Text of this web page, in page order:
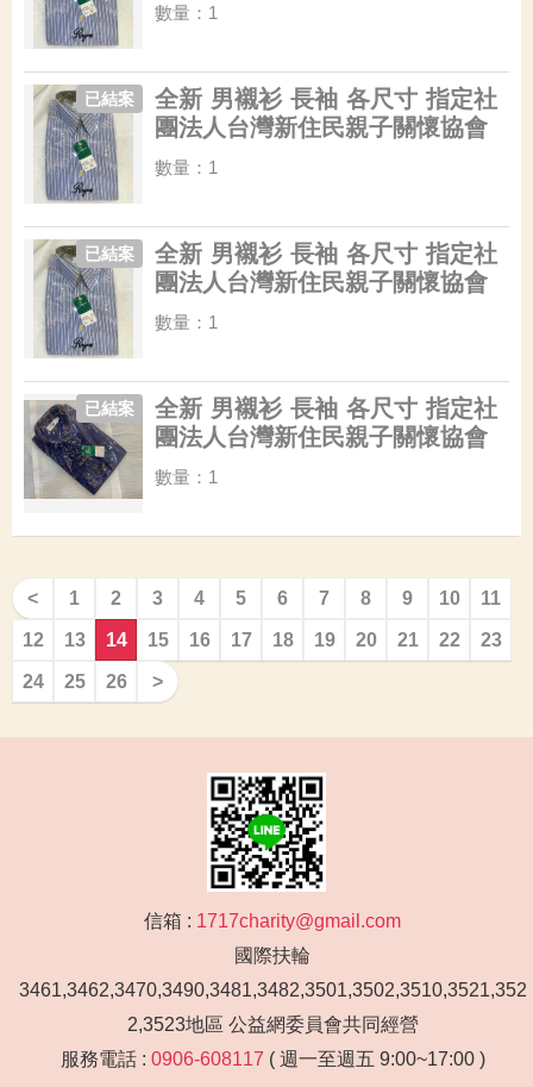
數量：1
全新 男襯衫 長袖 各尺寸 指定社
團法人台灣新住民親子關懷協會
已結案
數量：1
全新 男襯衫 長袖 各尺寸 指定社
團法人台灣新住民親子關懷協會
已結案
數量：1
全新 男襯衫 長袖 各尺寸 指定社
團法人台灣新住民親子關懷協會
已結案
數量：1
< 1 2 3 4 5 6 7 8 9 10 11
12 13 14 15 16 17 18 19 20 21 22 23
24 25 26 >
信箱 : 1717charity@gmail.com
國際扶輪
3461,3462,3470,3490,3481,3482,3501,3502,3510,3521,352
2,3523地區 公益網委員會共同經營
服務電話 : 0906-608117 ( 週一至週五 9:00~17:00 )